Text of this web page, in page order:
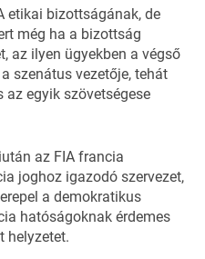
etikai bizottságának, de
még ha a bizottság
az ilyen ügyekben a végső
szenátus vezetője, tehát
egyik szövetségese
az FIA francia
joghoz igazodó szervezet,
a demokratikus
hatóságoknak érdemes
helyzetet.